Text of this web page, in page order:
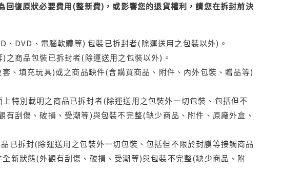
復原狀必要費用(整新費)，或影響您的退貨權利，請您在拆封前決
DVD、電腦軟體等) 包裝已拆封者(除運送用之包裝以外)。
商品包裝已拆封者(除運送用之包裝以外)。
、填充玩具)或之商品缺件(含購買商品、附件、內外包裝、贈品等)
特別載明之商品已拆封者(除運送用之包裝外一切包裝、包括但不
刮傷、破損、受潮等)與包裝不完整(缺少商品、附件、原廠外盒、
已拆封(除運送用之包裝外一切包裝、包括但不限於封膜等接觸商品
新狀態(外觀有刮傷、破損、受潮等)與包裝不完整(缺少商品、附